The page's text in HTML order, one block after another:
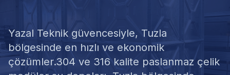
Yazal Teknik güvencesiyle, Tuzla
bölgesinde en hızlı ve ekonomik
çözümler.304 ve 316 kalite paslanmaz çelik